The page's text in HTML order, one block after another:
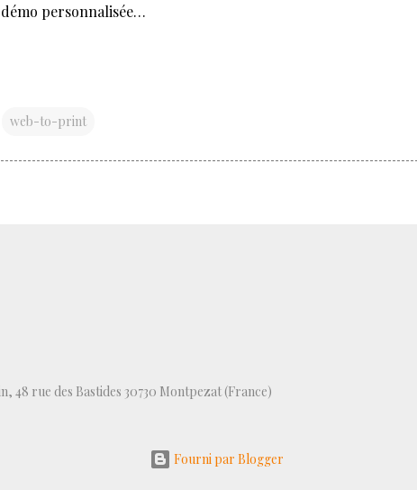
personnalisée…
web-to-print
48 rue des Bastides 30730 Montpezat (France)
Fourni par Blogger